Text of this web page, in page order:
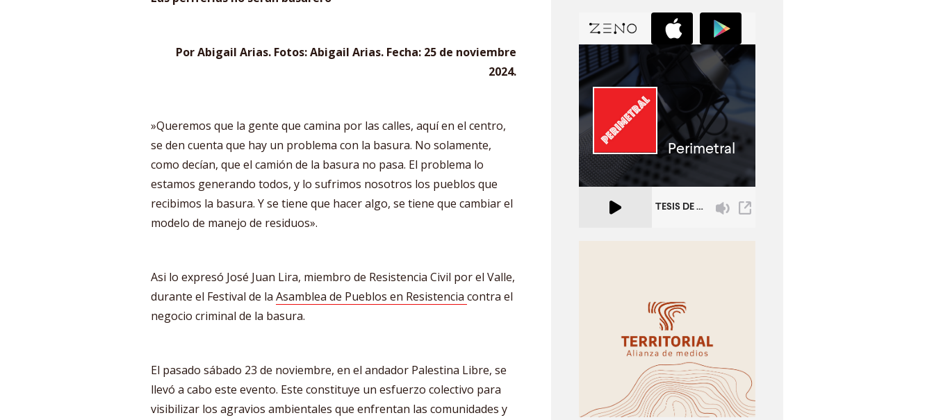
Por Abigail Arias. Fotos: Abigail Arias. Fecha: 25 de noviembre
2024.
»Queremos que la gente que camina por las calles, aquí en el centro,
se den cuenta que hay un problema con la basura. No solamente,
como decían, que el camión de la basura no pasa. El problema lo
estamos generando todos, y lo sufrimos nosotros los pueblos que
recibimos la basura. Y se tiene que hacer algo, se tiene que cambiar el
modelo de manejo de residuos».
Asi lo expresó José Juan Lira, miembro de Resistencia Civil por el Valle,
durante el Festival de la Asamblea de Pueblos en Resistencia contra el
negocio criminal de la basura.
El pasado sábado 23 de noviembre, en el andador Palestina Libre, se
llevó a cabo este evento. Este constituye un esfuerzo colectivo para
visibilizar los agravios ambientales que enfrentan las comunidades y